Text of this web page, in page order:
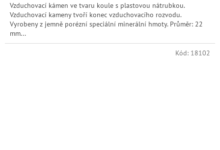
Vzduchovací kámen ve tvaru koule s plastovou nátrubkou.
Vzduchovací kameny tvoří konec vzduchovacího rozvodu.
Vyrobeny z jemně porézní speciální minerální hmoty. Průměr: 22
mm...
Kód: 18102